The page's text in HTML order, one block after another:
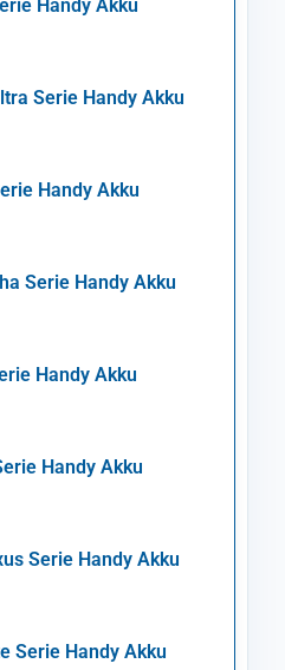
Handy Akku
Serie Handy Akku
Handy Akku
Serie Handy Akku
Handy Akku
Handy Akku
Serie Handy Akku
Serie Handy Akku